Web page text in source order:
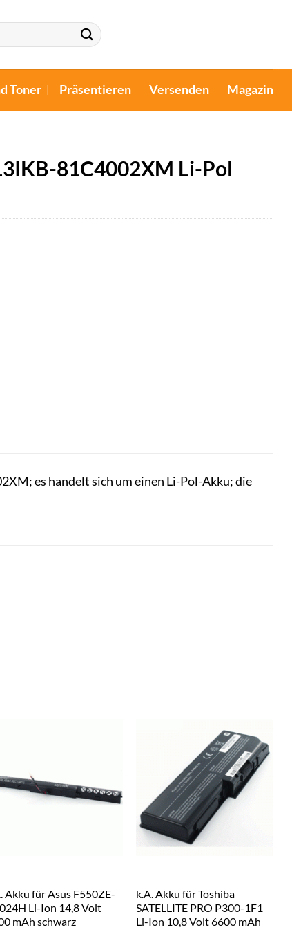
Toner Präsentieren Versenden Magazin
81C4002XM Li-Pol
es handelt sich um einen Li-Pol-Akku; die
Akku für Asus F550ZE-
Li-Ion 14,8 Volt
mAh schwarz
k.A. Akku für Toshiba
SATELLITE PRO P300-1F1
Li-Ion 10,8 Volt 6600 mAh